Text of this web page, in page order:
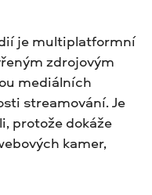
je multiplatformní
zdrojovým
mediálních
streamování. Je
protože dokáže
kamer,